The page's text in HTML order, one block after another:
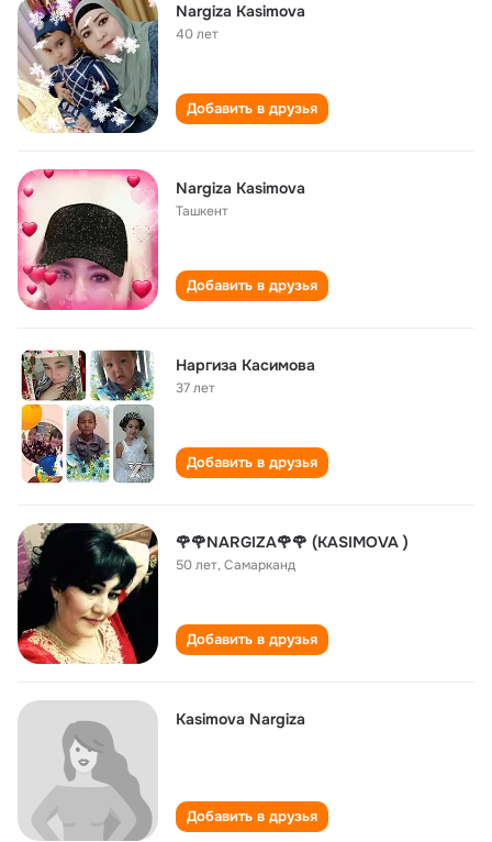
Nargiza Kasimova
40 лет
Добавить в друзья
Nargiza Kasimova
Ташкент
Добавить в друзья
Наргиза Касимова
37 лет
Добавить в друзья
🌹🌹NARGIZA🌹🌹 (KASIMOVA )
50 лет,Самарканд
Добавить в друзья
Kasimova Nargiza
Добавить в друзья